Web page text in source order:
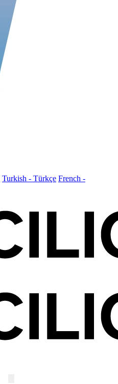
Turkish - Türkçe French -